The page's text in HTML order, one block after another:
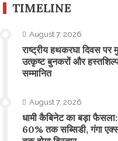
TIMELINE
August 7, 2026
राष्ट्रीय हथकरघा दिवस पर
उत्कृष्ट बुनकरों और हस्तशिल्प
सम्मानित
August 7, 2026
​धामी कैबिनेट का बड़ा
60% तक सब्सिडी, गंगा